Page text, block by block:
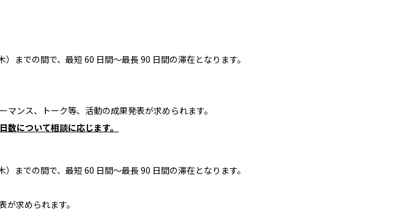
までの間で、最短 60 ⽇間〜最⻑ 90 ⽇間の滞在となります。
ンス、トーク等、活動の成果発表が求められます。
について相談に応じます。
までの間で、最短 60 ⽇間〜最⻑ 90 ⽇間の滞在となります。
が求められます。